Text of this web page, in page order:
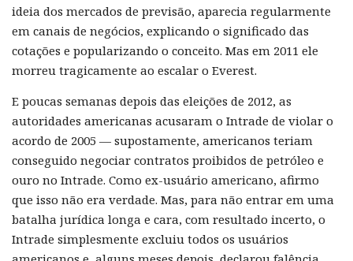
ideia dos mercados de previsão, aparecia regularmente
em canais de negócios, explicando o significado das
cotações e popularizando o conceito. Mas em 2011 ele
morreu tragicamente ao escalar o Everest.
E poucas semanas depois das eleições de 2012, as
autoridades americanas acusaram o Intrade de violar o
acordo de 2005 — supostamente, americanos teriam
conseguido negociar contratos proibidos de petróleo e
ouro no Intrade. Como ex-usuário americano, afirmo
que isso não era verdade. Mas, para não entrar em uma
batalha jurídica longa e cara, com resultado incerto, o
Intrade simplesmente excluiu todos os usuários